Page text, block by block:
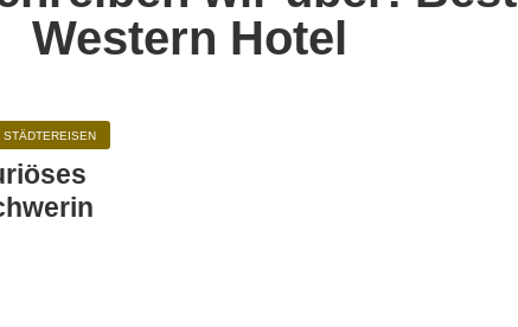
Western Hotel
STÄDTEREISEN